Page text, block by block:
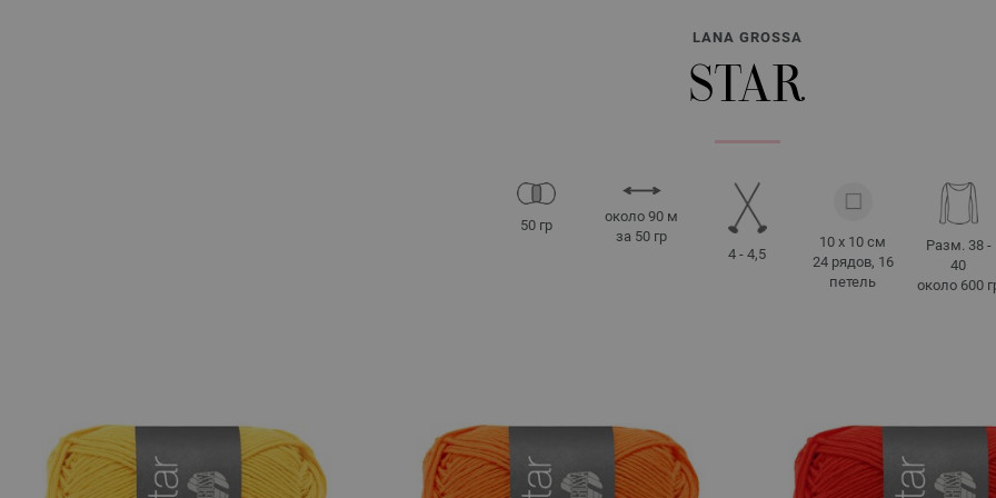
LANA GROSSA
STAR
50 гр
около 90 м
за 50 гр
4 - 4,5
10 x 10 см
24 рядов, 16
петель
Разм. 38 -
40
около 600